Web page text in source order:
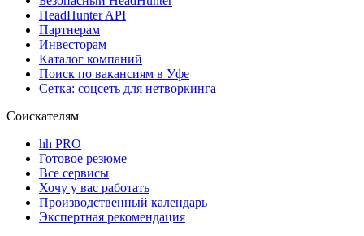
HeadHunter API
Партнерам
Инвесторам
Каталог компаний
Поиск по вакансиям в Уфе
Сетка: соцсеть для нетворкинга
Соискателям
hh PRO
Готовое резюме
Все сервисы
Хочу у вас работать
Производственный календарь
Экспертная рекомендация